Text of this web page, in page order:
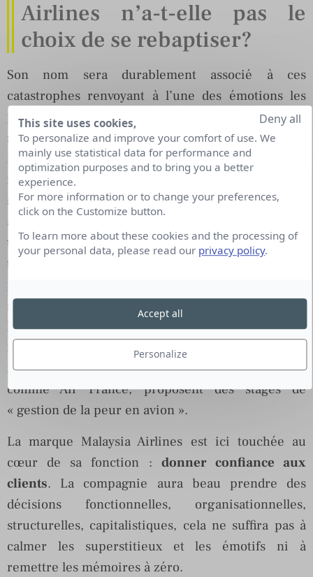
Airlines n’a-t-elle pas le
choix de se rebaptiser?
Son nom sera durablement associé à ces
catastrophes renvoyant à l’une des émotions les
plus incontrôlables :
. Décision évidement
subie et non voulue : c’est ce qu’une entreprise,
monde de la volonté et de la responsabilité,
redoute le plus. Paradoxalement, changer de nom
serait ici faire preuve de stratégie et non pas céder
à la panique. Même si l’avion demeure le moyen de
transport le plus sûr comparé aux autres modes de
transport en fonction du nombre de kilomètres
parcourus, les accidents d’avion sont les plus
spectaculaires et les plus meurtriers. C’est surtout
le moyen de transport qui génère le plus de
réactions émotionnelles. Toutes les compagnies au
monde le savent, puisque certaines d’entre elles,
comme Air France, proposent des stages de
« gestion de la peur en avion ».
La marque Malaysia Airlines est ici touchée au
cœur de sa fonction : donner confiance aux
clients. La compagnie aura beau prendre des
décisions fonctionnelles, organisationnelles,
structurelles, capitalistiques, cela ne suffira pas à
calmer les superstitieux et les émotifs ni à
remettre les mémoires à zéro.
This site uses cookies,
To personalize and improve your comfort of use. We
mainly use statistical data for performance and
optimization purposes and to bring you a better
experience.
For more information or to change your preferences,
click on the Customize button.
To learn more about these cookies and the processing of
your personal data, please read our privacy policy.
Personalize
Deny all
Accept all